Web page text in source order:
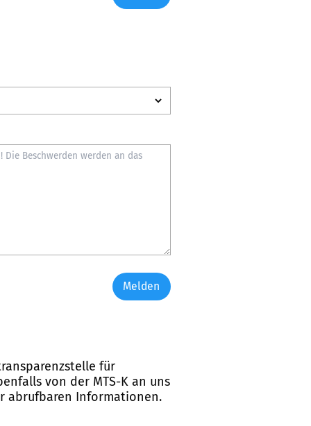
Melden
für
von der MTS-K an uns
abrufbaren Informationen.